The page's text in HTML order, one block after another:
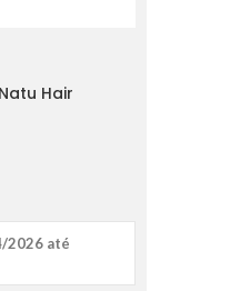
Hair
2026 até